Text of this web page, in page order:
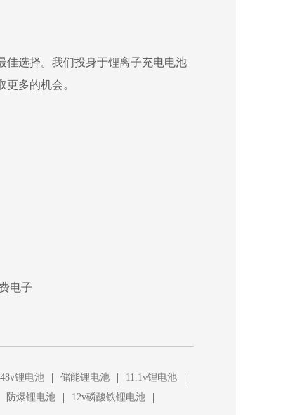
佳选择。我们投身于锂离子充电电池
多的机会。
电子
48v锂电池 | 储能锂电池 | 11.1v锂电池 |
防爆锂电池 | 12v磷酸铁锂电池 |